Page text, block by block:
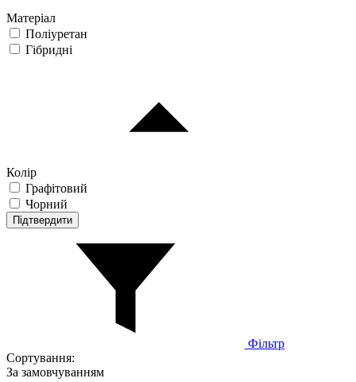
Матеріал
Поліуретан
Гібридні
Колір
Графітовий
Чорний
Підтвердити
Фільтр
Сортування:
За замовчуванням